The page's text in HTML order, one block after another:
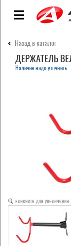
Назад в каталог
ДЕРЖАТЕЛЬ
Наличие надо уточнить
кликните для увеличения